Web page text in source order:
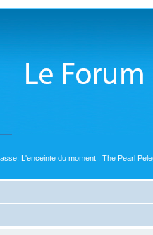
L'enceinte du moment : The Pearl